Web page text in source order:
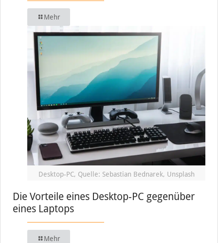
Mehr
Desktop-PC, Quelle: Sebastian Bednarek, Unsplash
Die Vorteile eines Desktop-PC gegenüber
eines Laptops
Mehr